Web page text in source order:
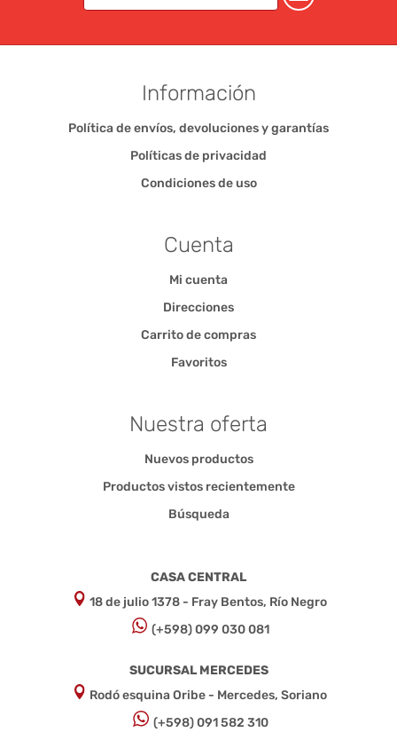
Información
Política de envíos, devoluciones y garantías
Políticas de privacidad
Condiciones de uso
Cuenta
Mi cuenta
Direcciones
Carrito de compras
Favoritos
Nuestra oferta
Nuevos productos
Productos vistos recientemente
Búsqueda
CASA CENTRAL
18 de julio 1378 - Fray Bentos, Río Negro
(+598) 099 030 081
SUCURSAL MERCEDES
Rodó esquina Oribe - Mercedes, Soriano
(+598) 091 582 310